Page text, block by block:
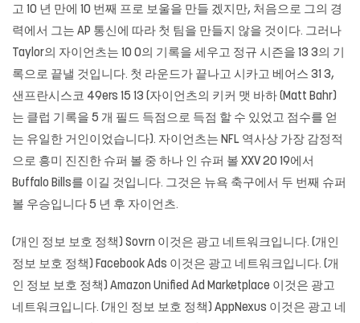
고 10 년 만에 10 번째 프로 보울을 만들 겠지만, 처음으로 그의 경
력에서 그는 AP 통신에 따라 첫 팀을 만들지 않을 것이다. 그러나
Taylor의 자이언츠는 10 0의 기록을 세우고 정규 시즌을 13 3의 기
록으로 끝낼 것입니다. 첫 라운드가 끝나고 시카고 베어스 31 3,
샌프란시스코 49ers 15 13 (자이언츠의 키커 맷 바하 (Matt Bahr)
는 클럽 기록을 5 개 필드 득점으로 득점 할 수 있었고 점수를 얻
는 유일한 거인이었습니다). 자이언츠는 NFL 역사상 가장 감정적
으로 흥미 진진한 슈퍼 볼 중 하나 인 슈퍼 볼 XXV 20 19에서
Buffalo Bills를 이길 것입니다. 그것은 뉴욕 축구에서 두 번째 슈퍼
볼 우승입니다 5 년 후 자이언츠.
(개인 정보 보호 정책) Sovrn 이것은 광고 네트워크입니다. (개인
정보 보호 정책) Facebook Ads 이것은 광고 네트워크입니다. (개
인 정보 보호 정책) Amazon Unified Ad Marketplace 이것은 광고
네트워크입니다. (개인 정보 보호 정책) AppNexus 이것은 광고 네